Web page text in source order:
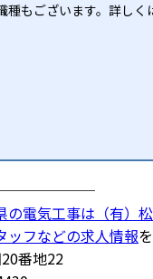
もございます。詳し
の電気工事は（有）
ッフなどの求人情報
番地22